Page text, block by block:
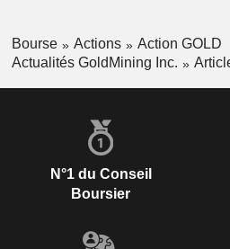
Bourse Actions
Action GOLD
Actualités GoldMining Inc.
N°1 du Conseil
Boursier